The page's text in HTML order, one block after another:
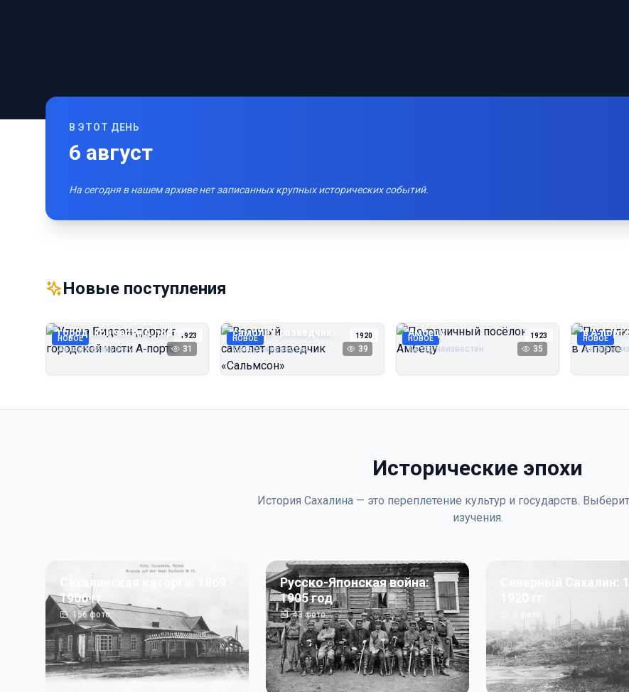
В ЭТОТ ДЕНЬ
6 август
На сегодня в нашем архиве нет записанных крупных исторических событий.
Новые поступления
НОВОЕ 1923
Улица Бидзэн‑дорри в
городской части А‑порта
Автор неизвестен 31
НОВОЕ 1920
Военный
самолёт‑разведчик
«Сальмсон»
Автор неизвестен 39
НОВОЕ 1923
Пограничный посёлок
Амбецу
Автор неизвестен 35
НОВОЕ
в
Автор
Исторические эпохи
История Сахалина — это переплетение культур и государств.
изучения.
Сахалинская каторга: 1869 -
1906 гг
156фото
Русско-Японская война:
1905 год
43фото
Северный Сахалин: